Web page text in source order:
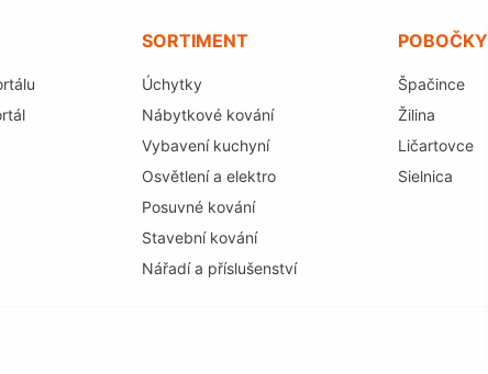
SORTIMENT
Úchytky
Nábytkové kování
Vybavení kuchyní
Osvětlení a elektro
Posuvné kování
Stavební kování
Nářadí a příslušenství
POBOČKY
Špačince
Žilina
Ličartovce
Sielnica